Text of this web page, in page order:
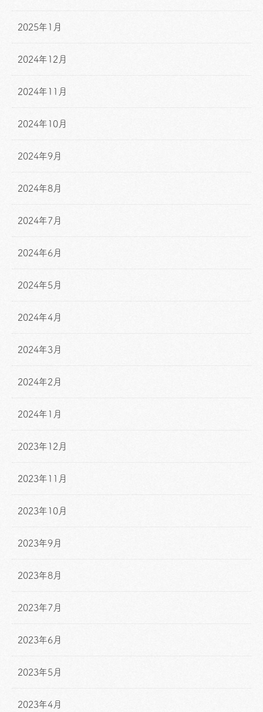
2025年1月
2024年12月
2024年11月
2024年10月
2024年9月
2024年8月
2024年7月
2024年6月
2024年5月
2024年4月
2024年3月
2024年2月
2024年1月
2023年12月
2023年11月
2023年10月
2023年9月
2023年8月
2023年7月
2023年6月
2023年5月
2023年4月